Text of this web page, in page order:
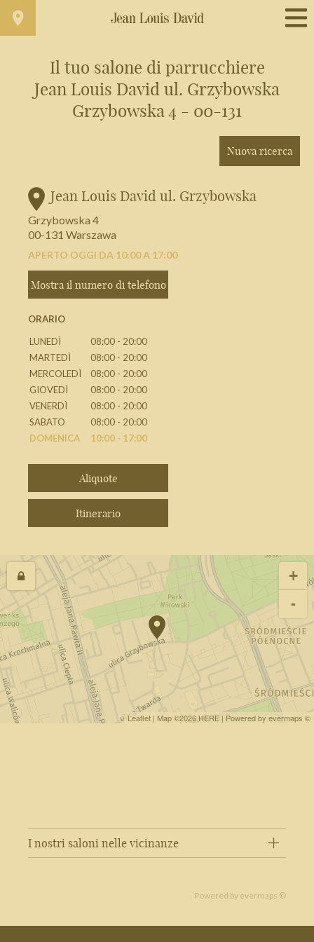
Trova un salone vicino a casa tua
Il tuo salone di parrucchiere
Jean Louis David ul. Grzybowska
Grzybowska 4 - 00-131
Nuova ricerca
Jean Louis David ul. Grzybowska
Grzybowska 4
00-131 Warszawa
APERTO OGGI DA 10:00 A 17:00
Mostra il numero di telefono
ORARIO
LUNEDÌ
08:00 - 20:00
MARTEDÌ
08:00 - 20:00
MERCOLEDÌ
08:00 - 20:00
GIOVEDÌ
08:00 - 20:00
VENERDÌ
08:00 - 20:00
SABATO
08:00 - 20:00
DOMENICA
10:00 - 17:00
Aliquote
Itinerario
+
-
Leaflet | Map ©2026HERE | Powered by evermaps ©
I nostri saloni nelle vicinanze
Powered by evermaps ©